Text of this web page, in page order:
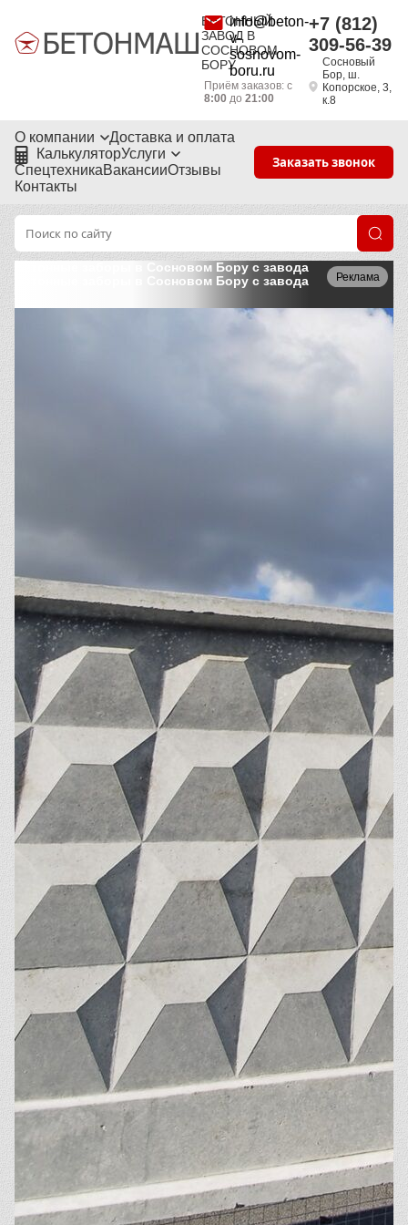
БЕТОННЫЙ
ЗАВОД В
СОСНОВОМ
БОРУ
info@beton-
v-
sosnovom-
boru.ru
Приём заказов: с
8:00до 21:00
+7 (812)
309-56-39
Сосновый
Бор, ш.
Копорское, 3,
к.8
О компании
Доставка и оплата
КалькуляторУслуги
СпецтехникаВакансииОтзывы
Контакты
Заказать звонок
Реклама
Бетонные заборы в Сосновом Бору с завода
Бетонные заборы в Сосновом Бору с завода